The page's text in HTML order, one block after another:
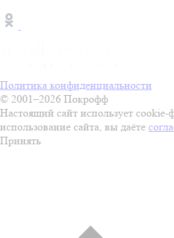
Политика конфиденциальности
© 2001–2026 Покрофф
Настоящий сайт использует
использование сайта, вы даёте
Принять